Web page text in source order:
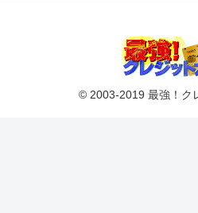
© 2003-2019 最強！ク